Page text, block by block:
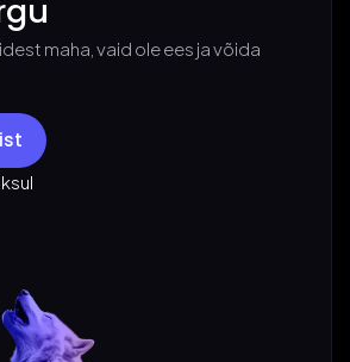
maha, vaid ole ees ja võida